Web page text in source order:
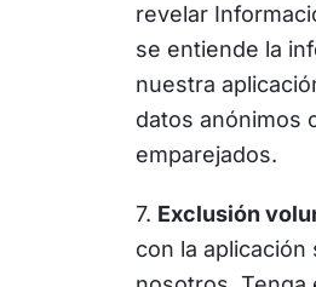
revelar
se entiende la
nuestra
datos anónimos
emparejados.
7. Exclusión
con la